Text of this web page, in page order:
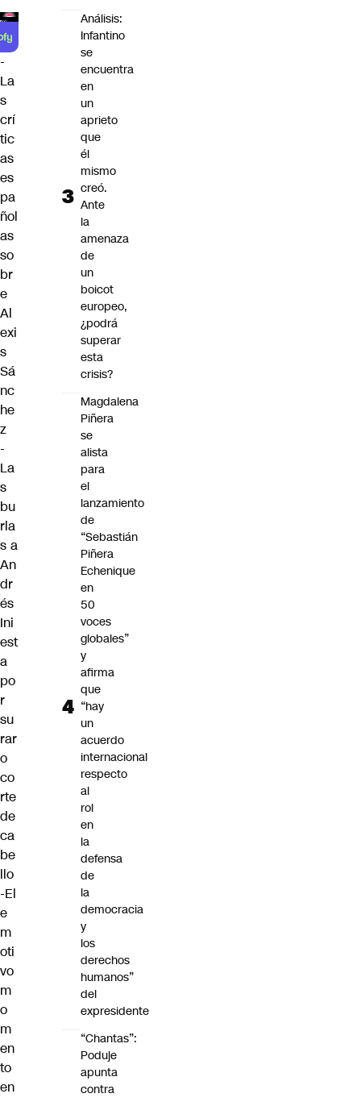
-
La
s
crí
tic
as
es
pa
ñol
as
so
br
e
Al
exi
s
Sá
nc
he
z
-
La
s
bu
rla
s a
An
dr
és
Ini
est
a
po
r
su
rar
o
co
rte
de
ca
be
llo
-El
e
m
oti
vo
m
o
m
en
to
en
Análisis:
Infantino
se
encuentra
en
un
aprieto
que
él
mismo
creó.
Ante
la
amenaza
de
un
boicot
europeo,
¿podrá
superar
esta
crisis?
Magdalena
Piñera
se
alista
para
el
lanzamiento
de
“Sebastián
Piñera
Echenique
en
50
voces
globales”
y
afirma
que
“hay
un
acuerdo
internacional
respecto
al
rol
en
la
defensa
de
la
democracia
y
los
derechos
humanos”
del
expresidente
“Chantas”:
Poduje
apunta
contra